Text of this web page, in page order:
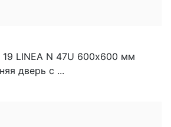
LINEA N 47U 600х600 мм
дверь с ...